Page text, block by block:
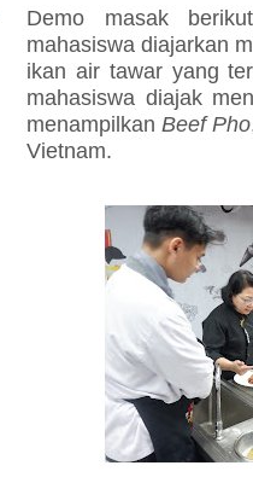
Demo masak
mahasiswa diajarkan
ikan air tawar yang
mahasiswa diajak
menampilkan Beef Pho
Vietnam.